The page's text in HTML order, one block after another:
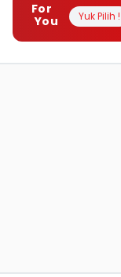
For
You
Yuk Pilih !